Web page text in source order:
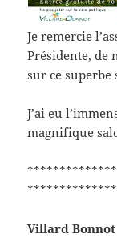
Je remercie
Présidente, de
sur ce
J’ai eu
magnifique
Villard Bonnot